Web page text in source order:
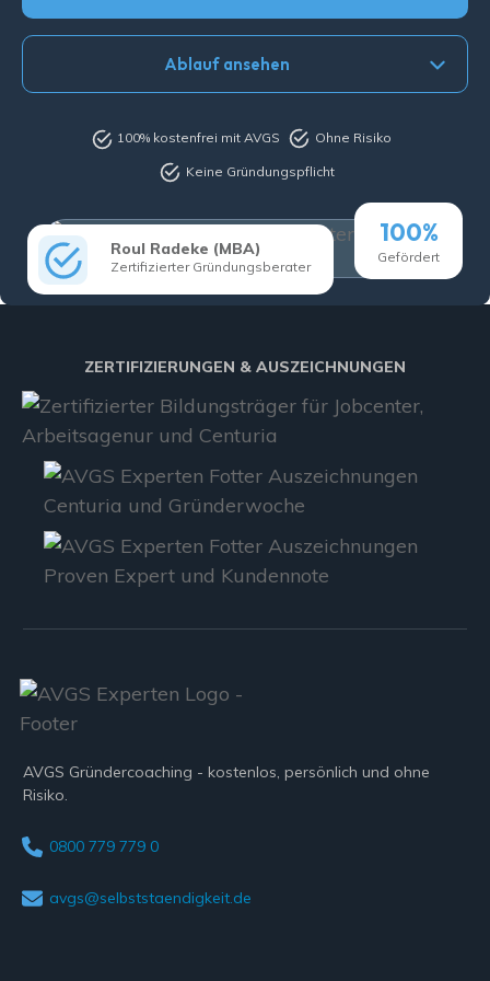
Ablauf ansehen
Keine Gründungspflicht
Ohne Risiko
100% kostenfrei mit AVGS
100%
Gefördert
Roul Radeke (MBA)
Zertifizierter Gründungsberater
ZERTIFIZIERUNGEN & AUSZEICHNUNGEN
AVGS Gründercoaching - kostenlos, persönlich und ohne
Risiko.
0800 779 779 0
avgs@selbststaendigkeit.de